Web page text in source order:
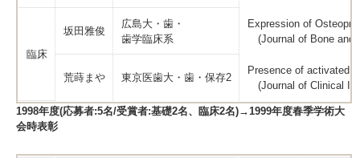
臨床
坂田雅俊
広島大・歯・
歯学臨床系
Expression of
(Journal of Bone and
荒蒔まや 東京医歯大・歯・保存2
Presence of activated
(Journal of Clinical
1998年度(応募者:5名/受賞者:基礎2名、臨床2名)→1999年度春季学術大
会時表彰